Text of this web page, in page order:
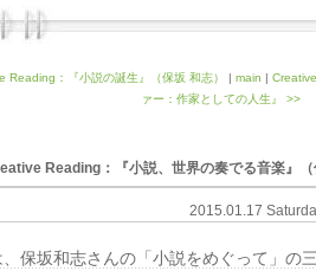
Reading：『小説の誕生』（保坂 和志） | main |
ァー：作家としての人生』 >>
Reading：『小説、世界の奏でる音楽』（
2015.01.17
保坂和志さんの「小説をめぐって」の